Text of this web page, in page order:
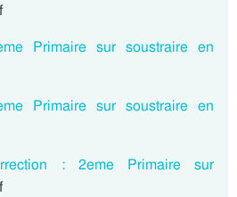
Primaire sur soustraire en
Primaire sur soustraire en
: 2eme Primaire sur